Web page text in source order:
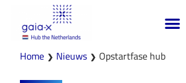
Home ❯ Nieuws ❯ Opstartfase hub